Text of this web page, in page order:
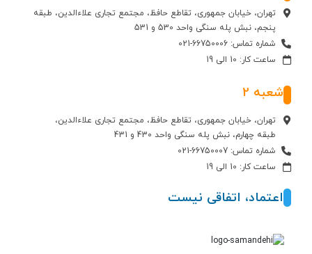
تهران، خیابان جمهوری، تقاطع حافظ، مجتمع تجاری علاءالدین، طبقه
پنجم، نبش پله سنگی واحد 530 و 531
شماره تماس: 66750006-021
ساعت کار: 10 الی 19
شعبه 2
تهران، خیابان جمهوری، تقاطع حافظ، مجتمع تجاری علاءالدین،
طبقه چهارم، نبش پله سنگی واحد 430 و 431
شماره تماس: 66750007-021
ساعت کار: 10 الی 19
اعتماد، اتفاقی نیست